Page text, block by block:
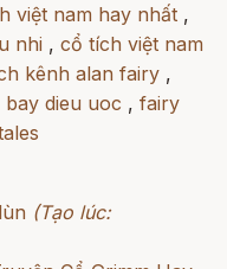
việt nam hay nhất ,
nhi , cổ tích việt nam
kênh alan fairy ,
dieu uoc , fairy
(Tạo lúc: